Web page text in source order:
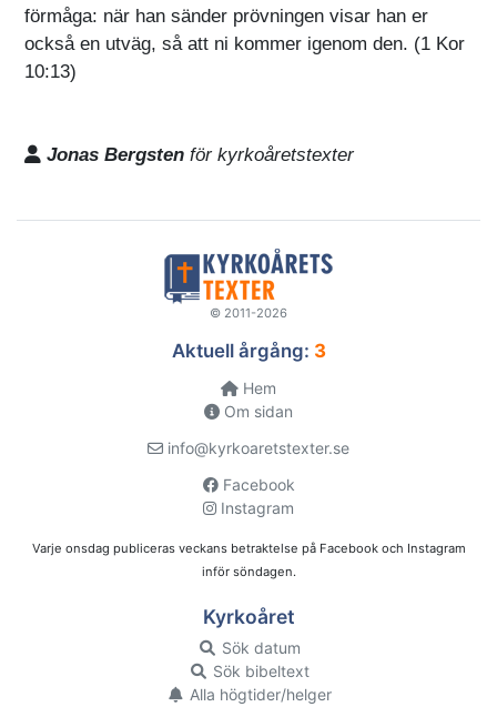
förmåga: när han sänder prövningen visar han er
också en utväg, så att ni kommer igenom den. (1 Kor
10:13)
Jonas Bergsten för kyrkoåretstexter
© 2011-2026
Aktuell årgång: 3
Hem
Om sidan
info@kyrkoaretstexter.se
Facebook
Instagram
Varje onsdag publiceras veckans betraktelse på Facebook och Instagram
inför söndagen.
Kyrkoåret
Sök datum
Sök bibeltext
Alla högtider/helger